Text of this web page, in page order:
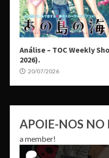
Análise – TOC Weekly
2026).
20/07/2026
APOIE-NOS NO
a member!